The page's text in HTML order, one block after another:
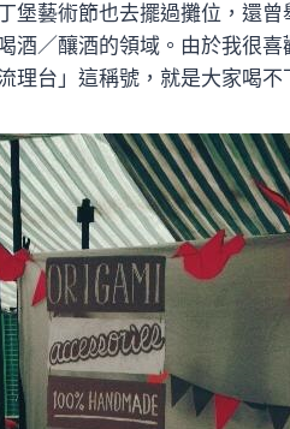
堡藝術節也去擺過攤位，還
酒／釀酒的領域。由於我很
理台」這稱號，就是大家喝不